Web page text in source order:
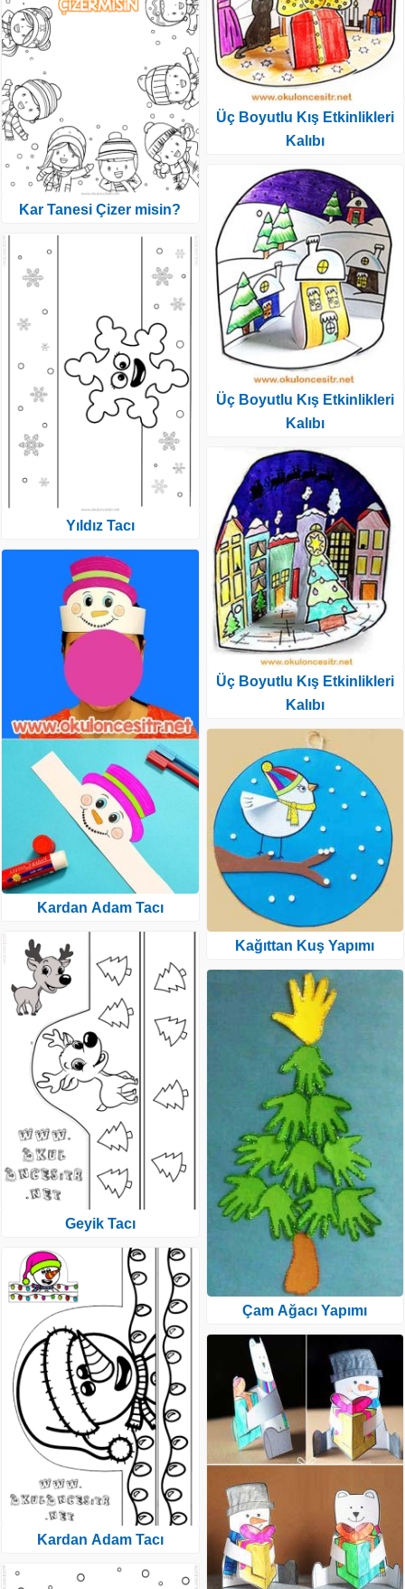
Kar Tanesi Çizer misin?
Yıldız Tacı
Kardan Adam Tacı
Geyik Tacı
Kardan Adam Tacı
Üç Boyutlu Kış Etkinlikleri
Kalıbı
Üç Boyutlu Kış Etkinlikleri
Kalıbı
Üç Boyutlu Kış Etkinlikleri
Kalıbı
Kağıttan Kuş Yapımı
Çam Ağacı Yapımı